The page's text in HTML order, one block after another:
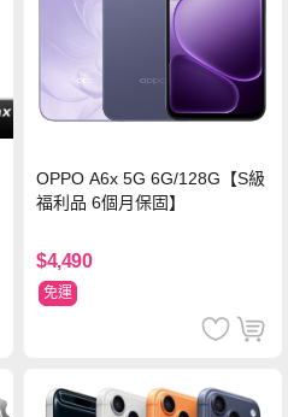
OPPO A6x 5G 6G/128G【S級
福利品 6個月保固】
$4,490
免運